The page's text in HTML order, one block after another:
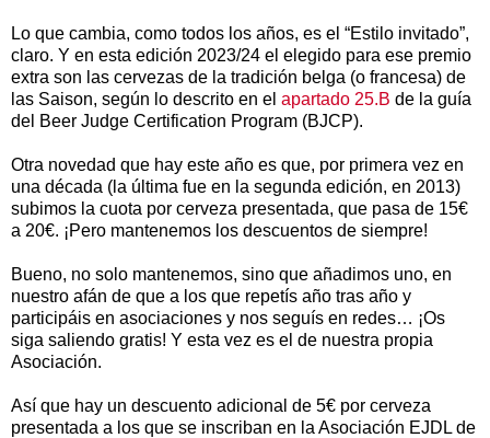
Lo que cambia, como todos los años, es el “Estilo invitado”,
claro. Y en esta edición 2023/24 el elegido para ese premio
extra son las cervezas de la tradición belga (o francesa) de
las Saison, según lo descrito en el apartado 25.B de la guía
del Beer Judge Certification Program (BJCP).
Otra novedad que hay este año es que, por primera vez en
una década (la última fue en la segunda edición, en 2013)
subimos la cuota por cerveza presentada, que pasa de 15€
a 20€. ¡Pero mantenemos los descuentos de siempre!
Bueno, no solo mantenemos, sino que añadimos uno, en
nuestro afán de que a los que repetís año tras año y
participáis en asociaciones y nos seguís en redes… ¡Os
siga saliendo gratis! Y esta vez es el de nuestra propia
Asociación.
Así que hay un descuento adicional de 5€ por cerveza
presentada a los que se inscriban en la Asociación EJDL de